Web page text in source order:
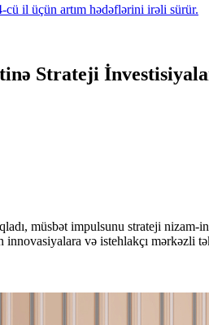
cü il üçün artım hədəflərini irəli sürür.
Strateji
müsbət impulsunu strateji nizam-
və istehlakçı mərkəzli